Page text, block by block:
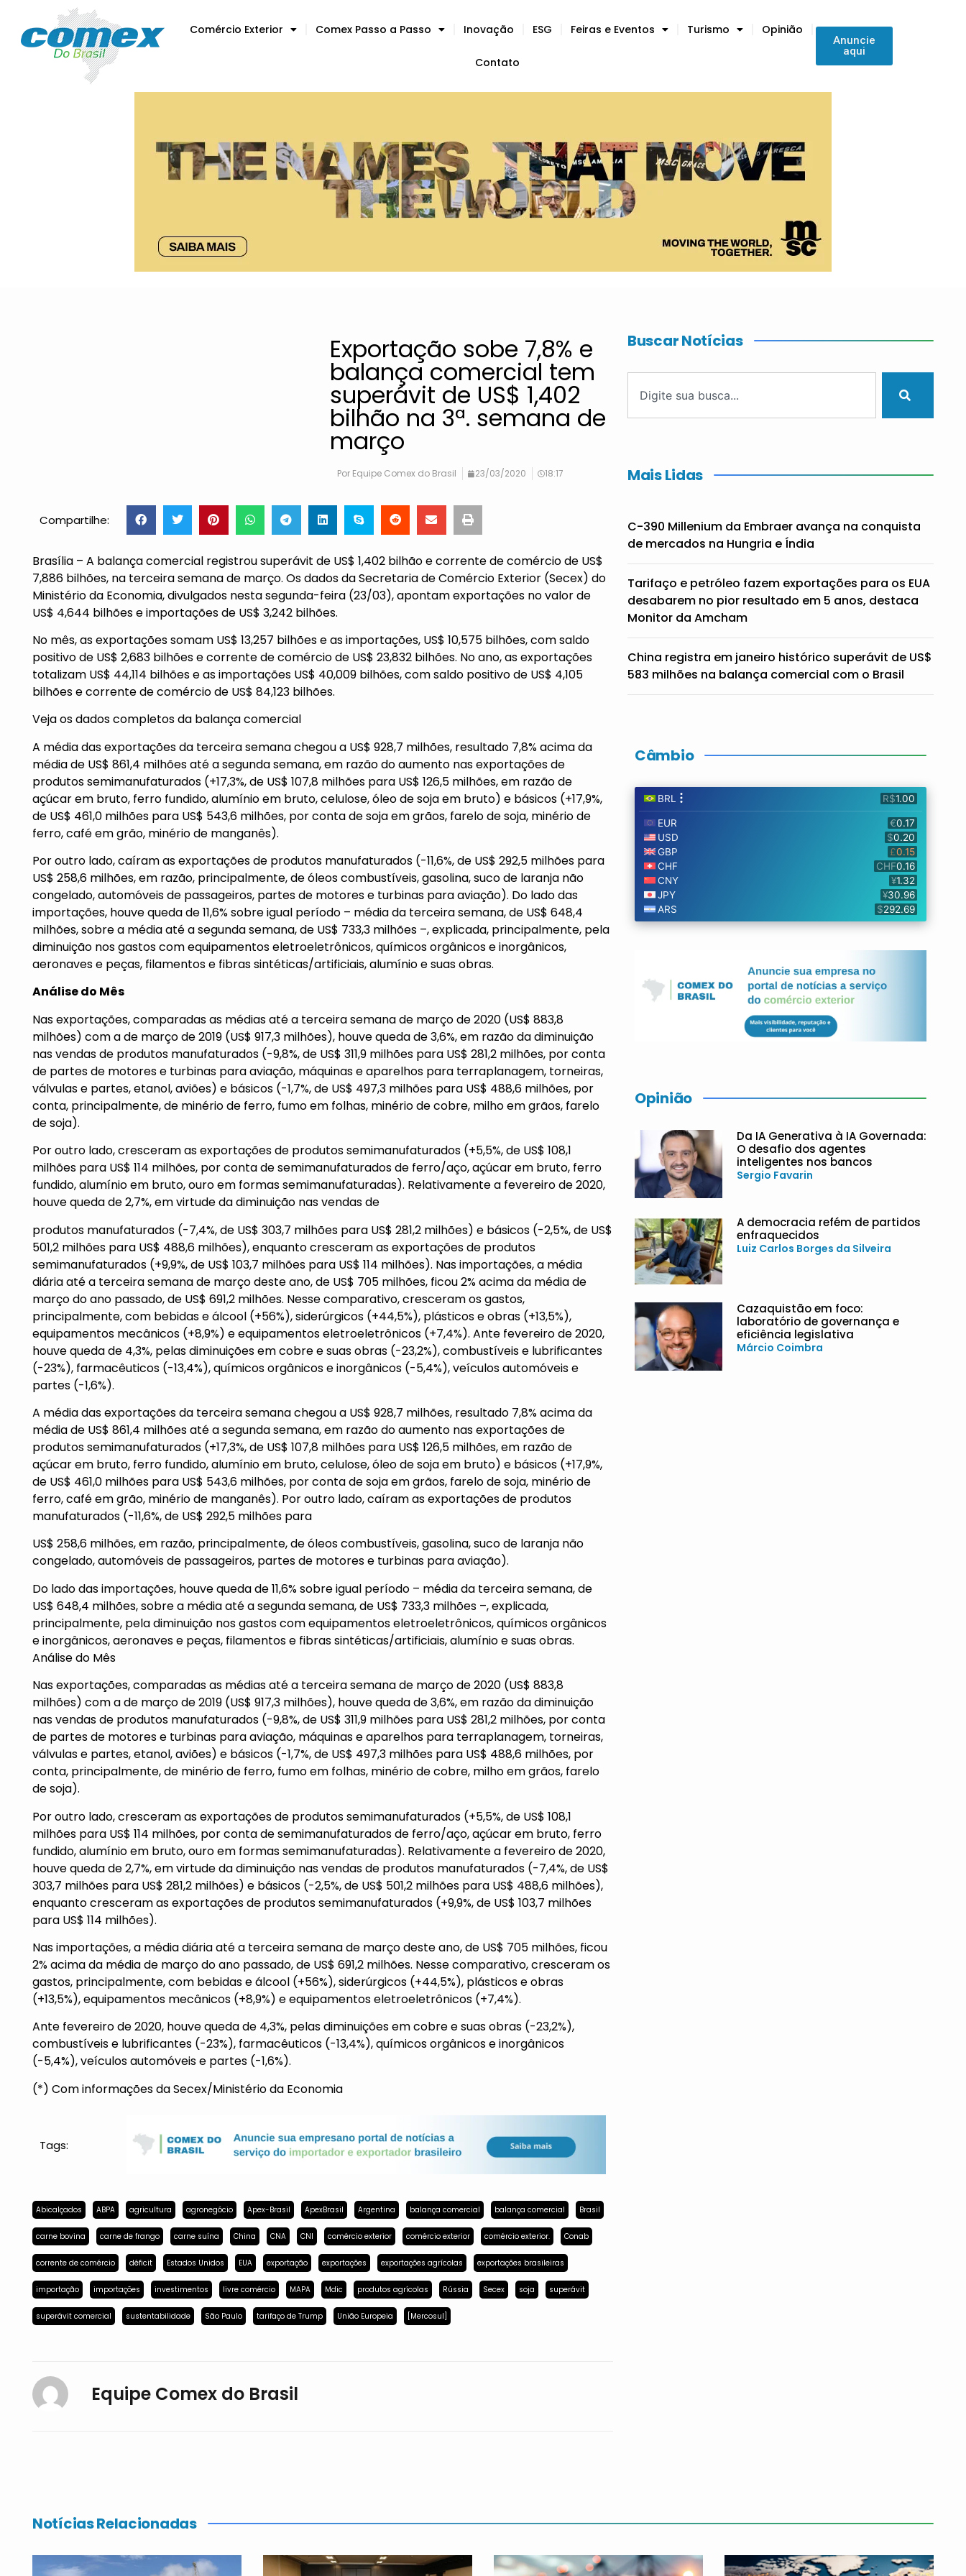
Comércio Exterior Comex Passo a Passo Inovação ESG Feiras e Eventos Turismo Opinião
Contato
Anuncie
aqui
Exportação sobe 7,8% e
balança comercial tem
superávit de US$ 1,402
bilhão na 3ª. semana de
março
Por Equipe Comex do Brasil 23/03/2020 18:17
Compartilhe:
Brasília – A balança comercial registrou superávit de US$ 1,402 bilhão e corrente de comércio de US$
7,886 bilhões, na terceira semana de março. Os dados da Secretaria de Comércio Exterior (Secex) do
Ministério da Economia, divulgados nesta segunda-feira (23/03), apontam exportações no valor de
US$ 4,644 bilhões e importações de US$ 3,242 bilhões.
No mês, as exportações somam US$ 13,257 bilhões e as importações, US$ 10,575 bilhões, com saldo
positivo de US$ 2,683 bilhões e corrente de comércio de US$ 23,832 bilhões. No ano, as exportações
totalizam US$ 44,114 bilhões e as importações US$ 40,009 bilhões, com saldo positivo de US$ 4,105
bilhões e corrente de comércio de US$ 84,123 bilhões.
Veja os dados completos da balança comercial
A média das exportações da terceira semana chegou a US$ 928,7 milhões, resultado 7,8% acima da
média de US$ 861,4 milhões até a segunda semana, em razão do aumento nas exportações de
produtos semimanufaturados (+17,3%, de US$ 107,8 milhões para US$ 126,5 milhões, em razão de
açúcar em bruto, ferro fundido, alumínio em bruto, celulose, óleo de soja em bruto) e básicos (+17,9%,
de US$ 461,0 milhões para US$ 543,6 milhões, por conta de soja em grãos, farelo de soja, minério de
ferro, café em grão, minério de manganês).
Por outro lado, caíram as exportações de produtos manufaturados (-11,6%, de US$ 292,5 milhões para
US$ 258,6 milhões, em razão, principalmente, de óleos combustíveis, gasolina, suco de laranja não
congelado, automóveis de passageiros, partes de motores e turbinas para aviação). Do lado das
importações, houve queda de 11,6% sobre igual período – média da terceira semana, de US$ 648,4
milhões, sobre a média até a segunda semana, de US$ 733,3 milhões –, explicada, principalmente, pela
diminuição nos gastos com equipamentos eletroeletrônicos, químicos orgânicos e inorgânicos,
aeronaves e peças, filamentos e fibras sintéticas/artificiais, alumínio e suas obras.
Análise do Mês
Nas exportações, comparadas as médias até a terceira semana de março de 2020 (US$ 883,8
milhões) com a de março de 2019 (US$ 917,3 milhões), houve queda de 3,6%, em razão da diminuição
nas vendas de produtos manufaturados (-9,8%, de US$ 311,9 milhões para US$ 281,2 milhões, por conta
de partes de motores e turbinas para aviação, máquinas e aparelhos para terraplanagem, torneiras,
válvulas e partes, etanol, aviões) e básicos (-1,7%, de US$ 497,3 milhões para US$ 488,6 milhões, por
conta, principalmente, de minério de ferro, fumo em folhas, minério de cobre, milho em grãos, farelo
de soja).
Por outro lado, cresceram as exportações de produtos semimanufaturados (+5,5%, de US$ 108,1
milhões para US$ 114 milhões, por conta de semimanufaturados de ferro/aço, açúcar em bruto, ferro
fundido, alumínio em bruto, ouro em formas semimanufaturadas). Relativamente a fevereiro de 2020,
houve queda de 2,7%, em virtude da diminuição nas vendas de
produtos manufaturados (-7,4%, de US$ 303,7 milhões para US$ 281,2 milhões) e básicos (-2,5%, de US$
501,2 milhões para US$ 488,6 milhões), enquanto cresceram as exportações de produtos
semimanufaturados (+9,9%, de US$ 103,7 milhões para US$ 114 milhões). Nas importações, a média
diária até a terceira semana de março deste ano, de US$ 705 milhões, ficou 2% acima da média de
março do ano passado, de US$ 691,2 milhões. Nesse comparativo, cresceram os gastos,
principalmente, com bebidas e álcool (+56%), siderúrgicos (+44,5%), plásticos e obras (+13,5%),
equipamentos mecânicos (+8,9%) e equipamentos eletroeletrônicos (+7,4%). Ante fevereiro de 2020,
houve queda de 4,3%, pelas diminuições em cobre e suas obras (-23,2%), combustíveis e lubrificantes
(-23%), farmacêuticos (-13,4%), químicos orgânicos e inorgânicos (-5,4%), veículos automóveis e
partes (-1,6%).
A média das exportações da terceira semana chegou a US$ 928,7 milhões, resultado 7,8% acima da
média de US$ 861,4 milhões até a segunda semana, em razão do aumento nas exportações de
produtos semimanufaturados (+17,3%, de US$ 107,8 milhões para US$ 126,5 milhões, em razão de
açúcar em bruto, ferro fundido, alumínio em bruto, celulose, óleo de soja em bruto) e básicos (+17,9%,
de US$ 461,0 milhões para US$ 543,6 milhões, por conta de soja em grãos, farelo de soja, minério de
ferro, café em grão, minério de manganês). Por outro lado, caíram as exportações de produtos
manufaturados (-11,6%, de US$ 292,5 milhões para
US$ 258,6 milhões, em razão, principalmente, de óleos combustíveis, gasolina, suco de laranja não
congelado, automóveis de passageiros, partes de motores e turbinas para aviação).
Do lado das importações, houve queda de 11,6% sobre igual período – média da terceira semana, de
US$ 648,4 milhões, sobre a média até a segunda semana, de US$ 733,3 milhões –, explicada,
principalmente, pela diminuição nos gastos com equipamentos eletroeletrônicos, químicos orgânicos
e inorgânicos, aeronaves e peças, filamentos e fibras sintéticas/artificiais, alumínio e suas obras.
Análise do Mês
Nas exportações, comparadas as médias até a terceira semana de março de 2020 (US$ 883,8
milhões) com a de março de 2019 (US$ 917,3 milhões), houve queda de 3,6%, em razão da diminuição
nas vendas de produtos manufaturados (-9,8%, de US$ 311,9 milhões para US$ 281,2 milhões, por conta
de partes de motores e turbinas para aviação, máquinas e aparelhos para terraplanagem, torneiras,
válvulas e partes, etanol, aviões) e básicos (-1,7%, de US$ 497,3 milhões para US$ 488,6 milhões, por
conta, principalmente, de minério de ferro, fumo em folhas, minério de cobre, milho em grãos, farelo
de soja).
Por outro lado, cresceram as exportações de produtos semimanufaturados (+5,5%, de US$ 108,1
milhões para US$ 114 milhões, por conta de semimanufaturados de ferro/aço, açúcar em bruto, ferro
fundido, alumínio em bruto, ouro em formas semimanufaturadas). Relativamente a fevereiro de 2020,
houve queda de 2,7%, em virtude da diminuição nas vendas de produtos manufaturados (-7,4%, de US$
303,7 milhões para US$ 281,2 milhões) e básicos (-2,5%, de US$ 501,2 milhões para US$ 488,6 milhões),
enquanto cresceram as exportações de produtos semimanufaturados (+9,9%, de US$ 103,7 milhões
para US$ 114 milhões).
Nas importações, a média diária até a terceira semana de março deste ano, de US$ 705 milhões, ficou
2% acima da média de março do ano passado, de US$ 691,2 milhões. Nesse comparativo, cresceram os
gastos, principalmente, com bebidas e álcool (+56%), siderúrgicos (+44,5%), plásticos e obras
(+13,5%), equipamentos mecânicos (+8,9%) e equipamentos eletroeletrônicos (+7,4%).
Ante fevereiro de 2020, houve queda de 4,3%, pelas diminuições em cobre e suas obras (-23,2%),
combustíveis e lubrificantes (-23%), farmacêuticos (-13,4%), químicos orgânicos e inorgânicos
(-5,4%), veículos automóveis e partes (-1,6%).
(*) Com informações da Secex/Ministério da Economia
Tags:
Abicalçados ABPA agricultura agronegócio Apex-Brasil ApexBrasil Argentina balança comercial balança comercial Brasil
carne bovina carne de frango carne suína China CNA CNI comércio exterior comércio exterior comércio exterior. Conab
corrente de comércio déficit Estados Unidos EUA exportação exportações exportações agrícolas exportações brasileiras
importação importações investimentos livre comércio MAPA Mdic produtos agrícolas Rússia Secex soja superávit
superávit comercial sustentabilidade São Paulo tarifaço de Trump União Europeia [Mercosul]
Equipe Comex do Brasil
Buscar Notícias
Mais Lidas
C-390 Millenium da Embraer avança na conquista
de mercados na Hungria e Índia
Tarifaço e petróleo fazem exportações para os EUA
desabarem no pior resultado em 5 anos, destaca
Monitor da Amcham
China registra em janeiro histórico superávit de US$
583 milhões na balança comercial com o Brasil
Câmbio
Opinião
Da IA Generativa à IA Governada:
O desafio dos agentes
inteligentes nos bancos
Sergio Favarin
A democracia refém de partidos
enfraquecidos
Luiz Carlos Borges da Silveira
Cazaquistão em foco:
laboratório de governança e
eficiência legislativa
Márcio Coimbra
Notícias Relacionadas